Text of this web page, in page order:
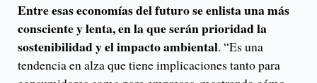
Entre esas economías del futuro se enlista una más
consciente y lenta, en la que serán prioridad la
sostenibilidad y el impacto ambiental. “Es una
tendencia en alza que tiene implicaciones tanto para